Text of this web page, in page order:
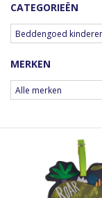
CATEGORIEËN
MERKEN